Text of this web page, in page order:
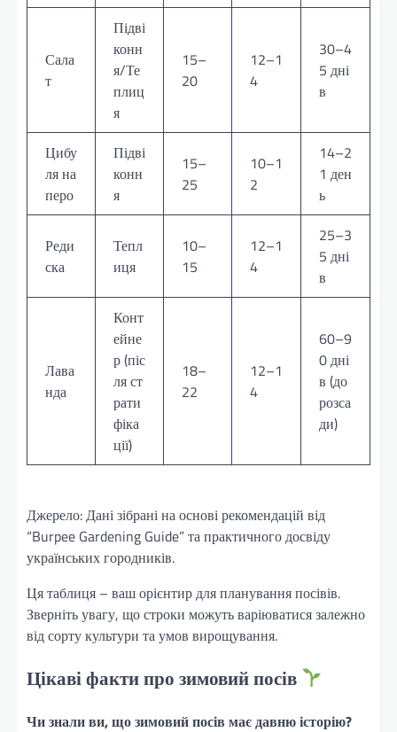
Сала
т
Підві
конн
я/Те
плиц
я
15–
20
12–1
4
30–4
5 дні
в
Цибу
ля на
перо
Підві
конн
я
15–
25
10–1
2
14–2
1 ден
ь
Реди
ска
Тепл
иця
10–
15
12–1
4
25–3
5 дні
в
Лава
нда
Конт
ейне
р (піс
ля ст
рати
фіка
ції)
18–
22
12–1
4
60–9
0 дні
в (до
розса
ди)
Джерело: Дані зібрані на основі рекомендацій від
“Burpee Gardening Guide” та практичного досвіду
українських городників.
Ця таблиця – ваш орієнтир для планування посівів.
Зверніть увагу, що строки можуть варіюватися залежно
від сорту культури та умов вирощування.
Цікаві факти про зимовий посів
Чи знали ви, що зимовий посів має давню історію?